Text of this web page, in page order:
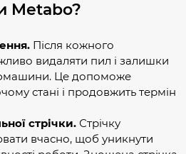
Metabo?
Після кожного
видаляти пил і залишки
Це допоможе
стані і продовжить термін
стрічки. Стрічку
вчасно, щоб уникнути